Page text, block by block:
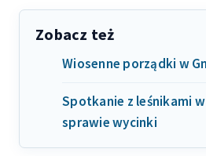
Zobacz też
Wiosenne porządki w
Spotkanie z leśnikami
sprawie wycinki